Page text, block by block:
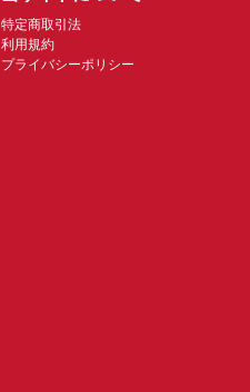
特定商取引法
利用規約
プライバシーポリシー